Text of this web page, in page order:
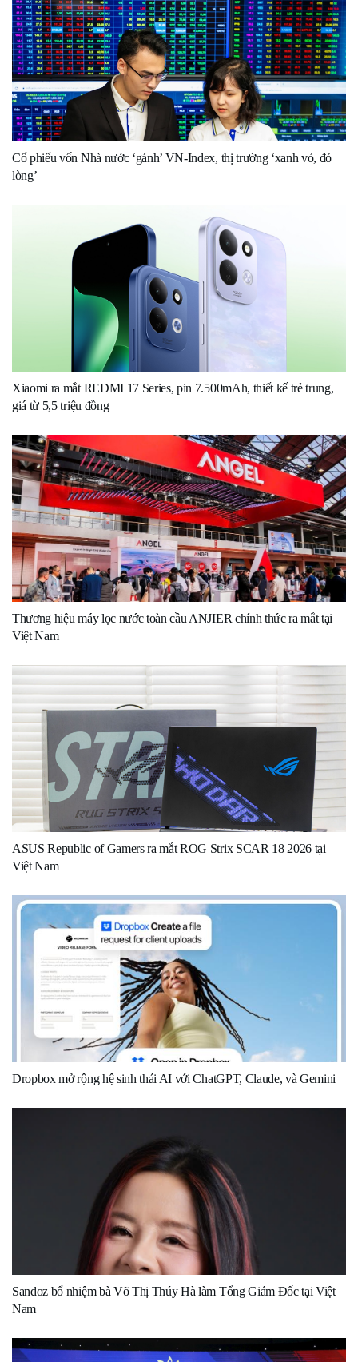
Cổ phiếu vốn Nhà nước ‘gánh’ VN-Index, thị trường ‘xanh vỏ, đỏ
lòng’
Xiaomi ra mắt REDMI 17 Series, pin 7.500mAh, thiết kế trẻ trung,
giá từ 5,5 triệu đồng
Thương hiệu máy lọc nước toàn cầu ANJIER chính thức ra mắt tại
Việt Nam
ASUS Republic of Gamers ra mắt ROG Strix SCAR 18 2026 tại
Việt Nam
Dropbox mở rộng hệ sinh thái AI với ChatGPT, Claude, và Gemini
Sandoz bổ nhiệm bà Võ Thị Thúy Hà làm Tổng Giám Đốc tại Việt
Nam